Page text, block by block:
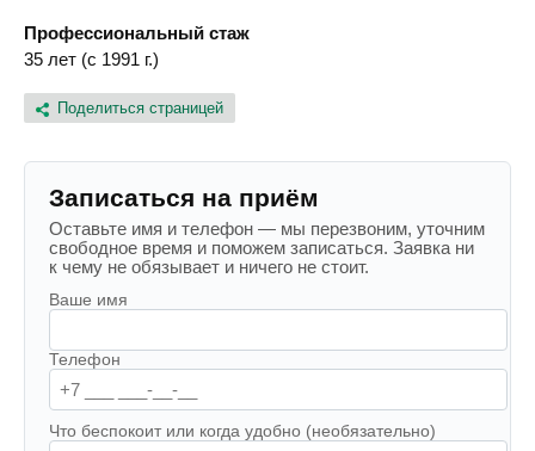
Профессиональный стаж
35 лет (с 1991 г.)
Поделиться страницей
Записаться на приём
Оставьте имя и телефон — мы перезвоним, уточним
свободное время и поможем записаться. Заявка ни
к чему не обязывает и ничего не стоит.
Ваше имя
Телефон
Что беспокоит или когда удобно (необязательно)